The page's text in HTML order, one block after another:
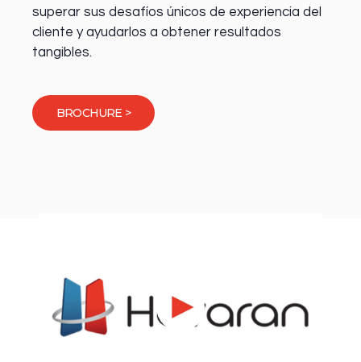
superar sus desafíos únicos de experiencia del
cliente y ayudarlos a obtener resultados
tangibles.
BROCHURE >